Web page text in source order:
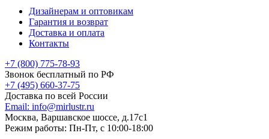
Дизайнерам и оптовикам
Гарантия и возврат
Доставка и оплата
Контакты
+7 (800) 775-78-93
Звонок бесплатный по РФ
+7 (495) 660-37-75
Доставка по всей России
Email: info@mirlustr.ru
Москва, Варшавское шоссе, д.17c1
Режим работы: Пн-Пт, с 10:00-18:00